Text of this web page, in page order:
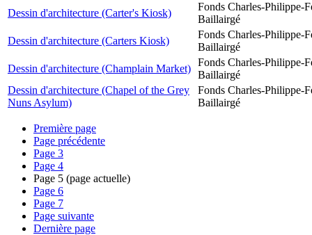
Dessin d'architecture (Carter's Kiosk)
Fonds Charles-Philippe-
Baillairgé
Dessin d'architecture (Carters Kiosk)
Fonds Charles-Philippe-
Baillairgé
Dessin d'architecture (Champlain Market)
Fonds Charles-Philippe-
Baillairgé
Dessin d'architecture (Chapel of the Grey
Nuns Asylum)
Fonds Charles-Philippe-
Baillairgé
Première page
Page précédente
Page 3
Page 4
Page 5 (page actuelle)
Page 6
Page 7
Page suivante
Dernière page